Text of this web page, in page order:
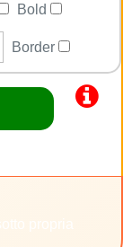
Bold
Border